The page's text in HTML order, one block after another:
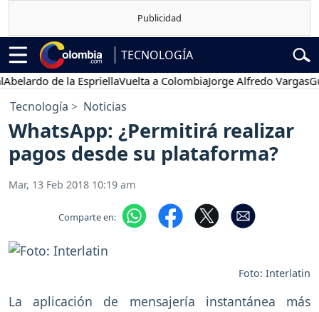
TECNOLOGÍA
de la EspriellaVuelta a ColombiaJorge Alfredo Vargas
Tecnología Noticias
WhatsApp: ¿Permitirá realizar
pagos desde su plataforma?
Mar, 13 Feb 2018 10:19 am
Comparte en:
Foto: Interlatin
La aplicación de mensajería instantánea más